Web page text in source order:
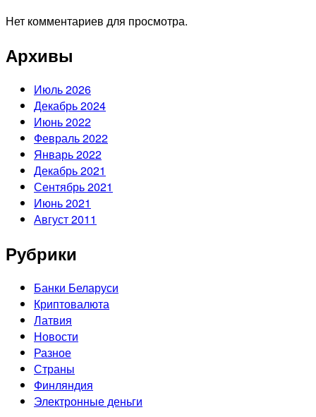
Нет комментариев для просмотра.
Архивы
Июль 2026
Декабрь 2024
Июнь 2022
Февраль 2022
Январь 2022
Декабрь 2021
Сентябрь 2021
Июнь 2021
Август 2011
Рубрики
Банки Беларуси
Криптовалюта
Латвия
Новости
Разное
Страны
Финляндия
Электронные деньги